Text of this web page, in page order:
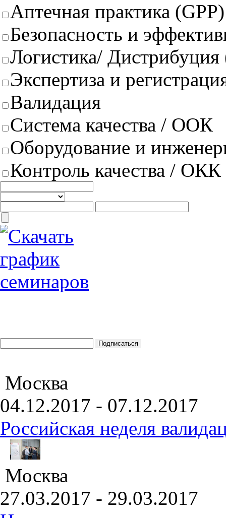
Аптечная практика (GPP)
Безопасность и
Логистика/
Экспертиза и
Валидация
Система качества / ООК
Оборудование и
Контроль качества / ОКК
Москва
04.12.2017 - 07.12.2017
Российская неделя
Москва
27.03.2017 - 29.03.2017